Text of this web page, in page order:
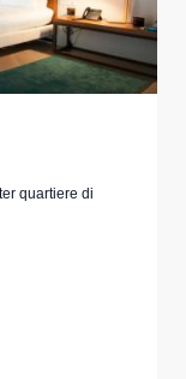
quartiere di